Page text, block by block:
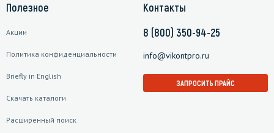
Полезное
Акции
Политика конфиденциальности
Briefly in English
Скачать каталоги
Расширенный поиск
Контакты
8 (800) 350-94-25
info@vikontpro.ru
ЗАПРОСИТЬ ПРАЙС